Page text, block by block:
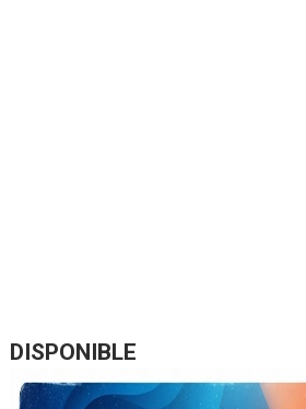
DISPONIBLE